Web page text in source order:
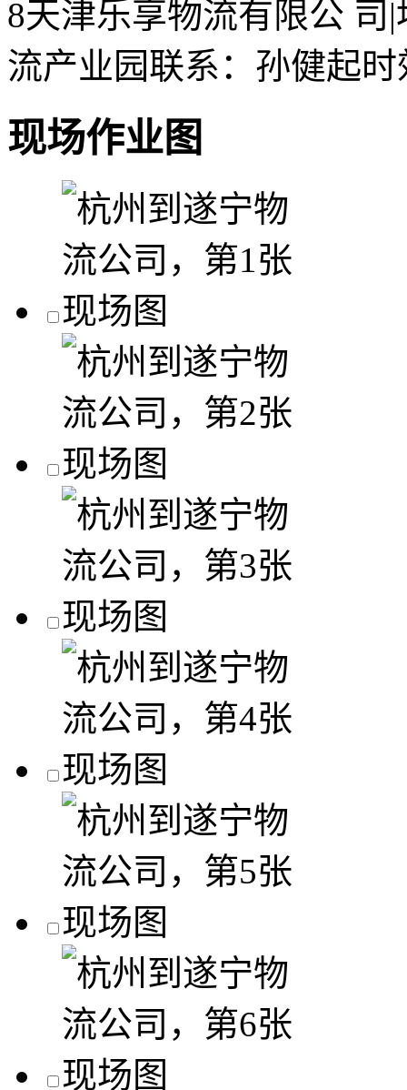
8天津乐享物流有限公 司 |
流产业园联系：孙健起
现场作业图